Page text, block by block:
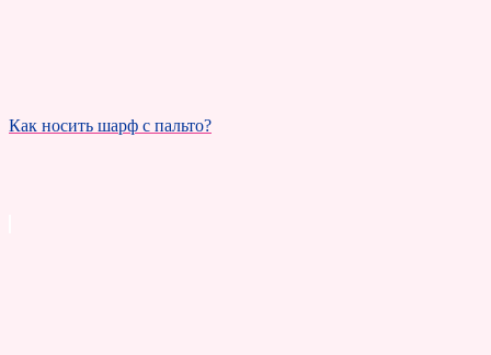
Как носить шарф с пальто?